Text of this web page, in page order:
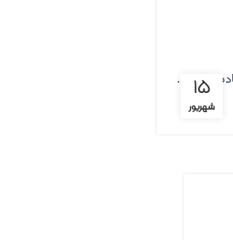
۱۵
شهریور
و شیر ...